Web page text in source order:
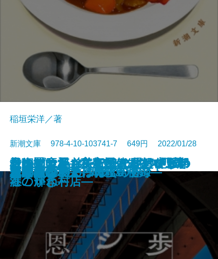
市塵〔下〕
君に勧む杯 文豪とアルケミスト
ノベライズ―case 井伏鱒二―
青銅の魔人―私立探偵 明智小五郎
―
もうすぐいなくなります―絶滅の
生物学―
同潤会代官山アパートメント
ボダ子
残りものには、過去がある
いかれころ
そのマンション、終の住処でいい
ですか？
一晩置いたカレーはなぜおいしい
のか―食材と料理のサイエンス―
稲垣栄洋／著
新潮文庫 978-4-10-103741-7 649円 2022/01/28
歩道橋シネマ
決闘の辻
じじばばのるつぼ
冤罪法廷〔上〕
冤罪法廷〔下〕
コンビニ兄弟2―テンダネス門司
港こがね村店―
巫女島の殺人―呪殺島秘録―
この橋をわたって
根っこと翼―美智子さまという存
在の輝き―
あなたの右手は蜂蜜の香り